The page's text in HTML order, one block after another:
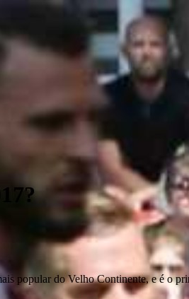
popular do Velho Continente, e é o